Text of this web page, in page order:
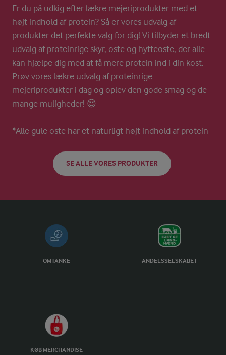
Er du på udkig efter lækre mejeriprodukter med et
højt indhold af protein? Så er vores udvalg af
produkter det perfekte valg for dig! Vi tilbyder et bredt
udvalg af proteinrige skyr, oste og hytteoste, der alle
kan hjælpe dig med at få mere protein ind i din kost.
Prøv vores lækre udvalg af proteinrige
mejeriprodukter i dag og oplev den gode smag og de
mange muligheder! 😍
*Alle gule oste har et naturligt højt indhold af protein
SE ALLE VORES PRODUKTER
OMTANKE ANDELSSELSKABET
KØB MERCHANDISE